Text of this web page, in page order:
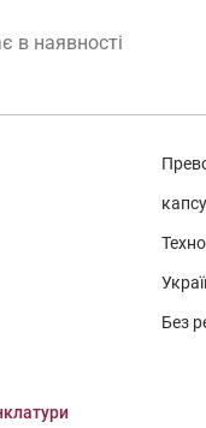
в наявності
Без